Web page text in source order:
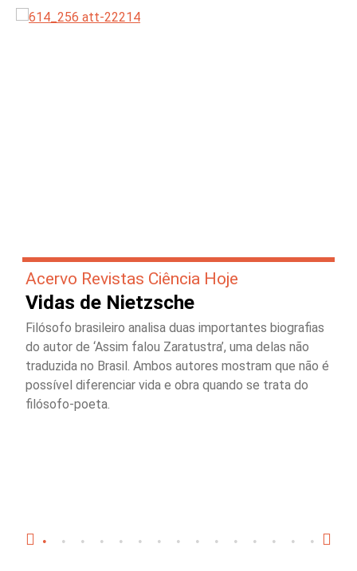
Acervo Revistas Ciência Hoje
Vidas de Nietzsche
Filósofo brasileiro analisa duas importantes biografias
do autor de ‘Assim falou Zaratustra’, uma delas não
traduzida no Brasil. Ambos autores mostram que não é
possível diferenciar vida e obra quando se trata do
filósofo-poeta.